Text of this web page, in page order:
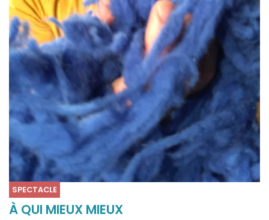
SPECTACLE
À QUI MIEUX MIEUX